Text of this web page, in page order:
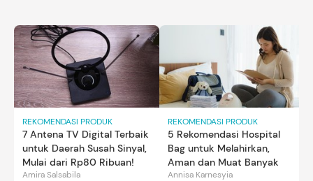
REKOMENDASI PRODUK
7 Antena TV Digital Terbaik
untuk Daerah Susah Sinyal,
Mulai dari Rp80 Ribuan!
Amira Salsabila
REKOMENDASI PRODUK
5 Rekomendasi Hospital
Bag untuk Melahirkan,
Aman dan Muat Banyak
Annisa Karnesyia